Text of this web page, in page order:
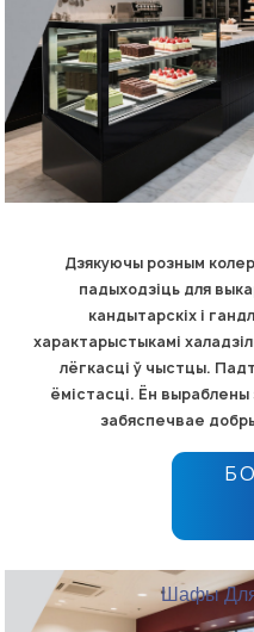
Дзякуючы розным
падыходзіць для
кандытарскіх і
характарыстыкамі
лёгкасці ў чыстцы.
ёмістасці. Ён
забяспечвае
Шафы